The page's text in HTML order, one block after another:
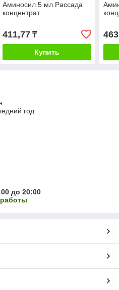
Аминосил 5 мл Рассада
концентрат
411,77₸
Купить
год
до 20:00